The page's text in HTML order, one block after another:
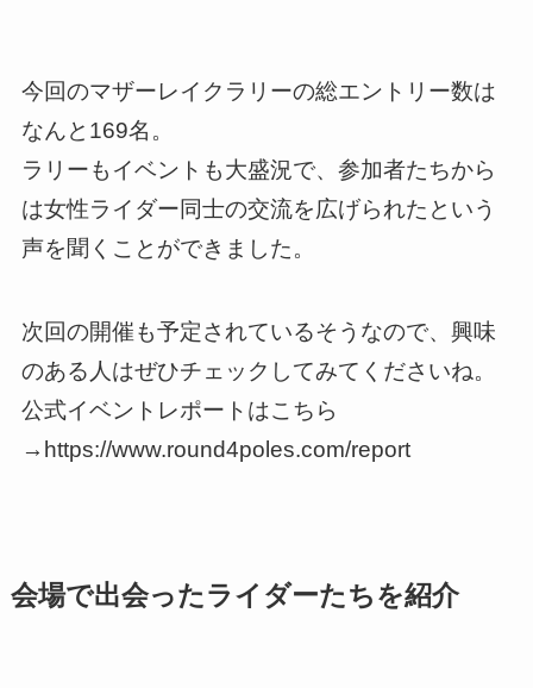
今回のマザーレイクラリーの総エントリー数は
なんと169名。
ラリーもイベントも大盛況で、参加者たちから
は女性ライダー同士の交流を広げられたという
声を聞くことができました。
次回の開催も予定されているそうなので、興味
のある人はぜひチェックしてみてくださいね。
公式イベントレポートはこちら
→https://www.round4poles.com/report
会場で出会ったライダーたちを紹介